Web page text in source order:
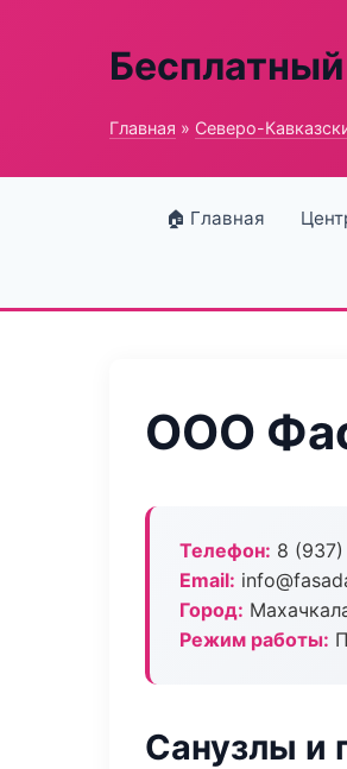
Главная » Северо-
🏠 Главная
ООО
Телефон: 8
Email:
Город:
Режим работы:
Санузлы и